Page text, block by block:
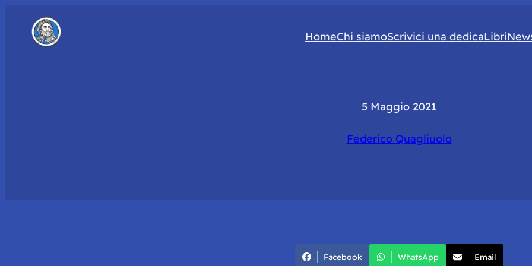
HomeChi siamoScrivici una dedicaLibri
5 Maggio 2021
Federico Quagliuolo
Facebook WhatsApp Email